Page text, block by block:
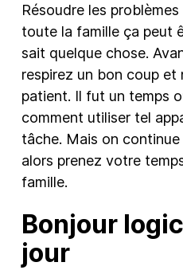
Résoudre les
toute la famille ça peut
sait quelque chose.
respirez un bon coup et
patient. Il fut un temps
comment utiliser tel
tâche. Mais on continue
alors prenez votre
famille.
Bonjour
jour